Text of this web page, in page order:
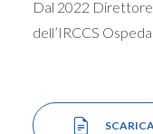
Dal 2022 Direttore
dell’IRCCS